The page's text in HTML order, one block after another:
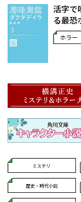
活字
る最恐
ホラー
ミステリ
歴史・時代小説